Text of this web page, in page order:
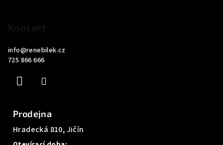
info@renebilek.cz
725 866 666
Prodejna
Hradecká 810, Jičín